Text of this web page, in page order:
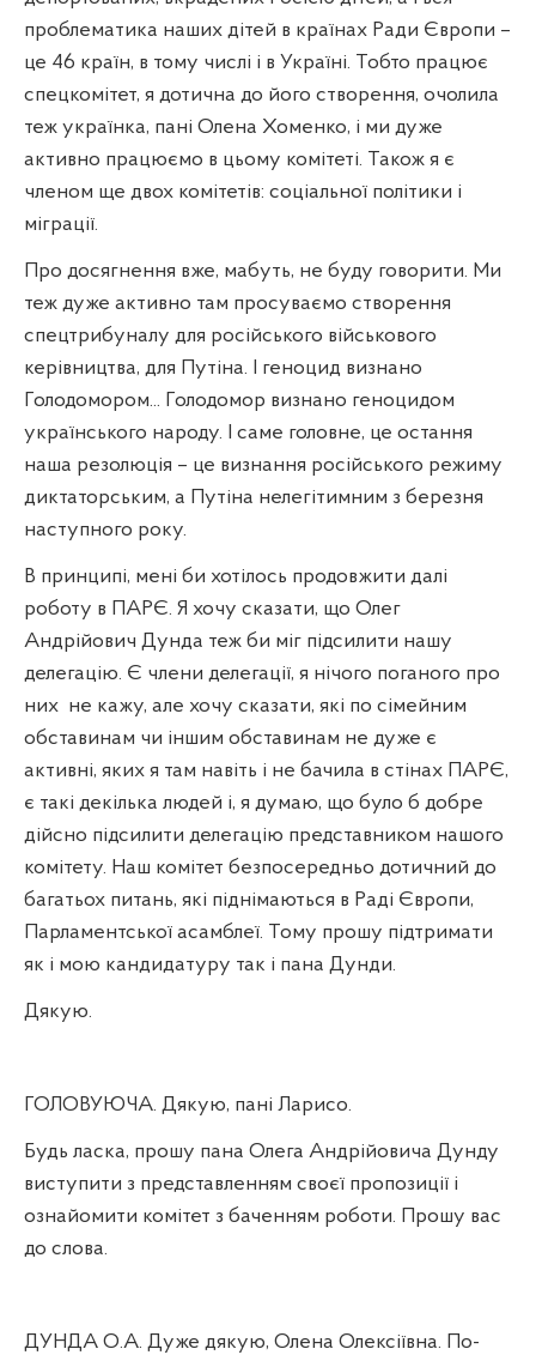
проблематика наших дітей в країнах Ради Європи –
це 46 країн, в тому числі і в Україні. Тобто працює
спецкомітет, я дотична до його створення, очолила
теж українка, пані Олена Хоменко, і ми дуже
активно працюємо в цьому комітеті. Також я є
членом ще двох комітетів: соціальної політики і
міграції.
Про досягнення вже, мабуть, не буду говорити. Ми
теж дуже активно там просуваємо створення
спецтрибуналу для російського військового
керівництва, для Путіна. І геноцид визнано
Голодомором... Голодомор визнано геноцидом
українського народу. І саме головне, це остання
наша резолюція – це визнання російського режиму
диктаторським, а Путіна нелегітимним з березня
наступного року.
В принципі, мені би хотілось продовжити далі
роботу в ПАРЄ. Я хочу сказати, що Олег
Андрійович Дунда теж би міг підсилити нашу
делегацію. Є члени делегації, я нічого поганого про
них не кажу, але хочу сказати, які по сімейним
обставинам чи іншим обставинам не дуже є
активні, яких я там навіть і не бачила в стінах ПАРЄ,
є такі декілька людей і, я думаю, що було б добре
дійсно підсилити делегацію представником нашого
комітету. Наш комітет безпосередньо дотичний до
багатьох питань, які піднімаються в Раді Європи,
Парламентської асамблеї. Тому прошу підтримати
як і мою кандидатуру так і пана Дунди.
Дякую.
ГОЛОВУЮЧА. Дякую, пані Ларисо.
Будь ласка, прошу пана Олега Андрійовича Дунду
виступити з представленням своєї пропозиції і
ознайомити комітет з баченням роботи. Прошу вас
до слова.
ДУНДА О.А. Дуже дякую, Олена Олексіївна. По-